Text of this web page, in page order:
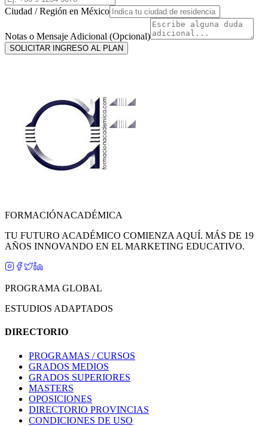
Ciudad / Región en México
Notas o Mensaje Adicional (Opcional)
SOLICITAR INGRESO AL PLAN
FORMACIÓNACADÉMICA
TU FUTURO ACADÉMICO COMIENZA AQUÍ. MÁS DE 19
AÑOS INNOVANDO EN EL MARKETING EDUCATIVO.
PROGRAMA GLOBAL
ESTUDIOS ADAPTADOS
DIRECTORIO
PROGRAMAS / CURSOS
GRADOS MEDIOS
GRADOS SUPERIORES
MASTERS
OPOSICIONES
DIRECTORIO PROVINCIAS
CONDICIONES DE USO